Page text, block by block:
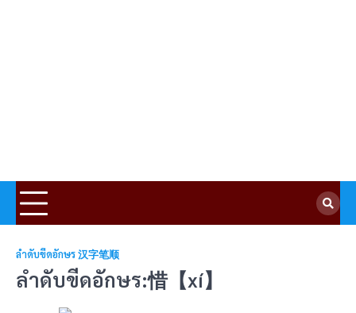
ลำดับขีดอักษร 汉字笔顺
ลำดับขีดอักษร:惜【xí】